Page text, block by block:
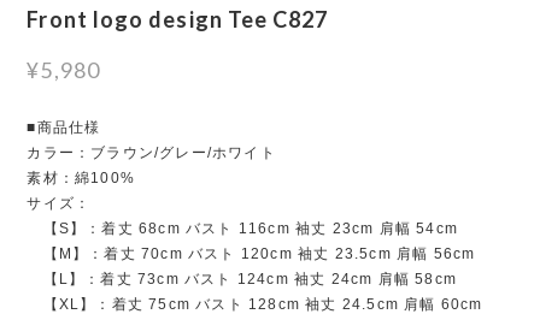
Front logo design Tee C827
¥5,980
■商品仕様
カラー：ブラウン/グレー/ホワイト
素材：綿100%
サイズ：
【S】：着丈 68cm バスト 116cm 袖丈 23cm 肩幅 54cm
【M】：着丈 70cm バスト 120cm 袖丈 23.5cm 肩幅 56cm
【L】：着丈 73cm バスト 124cm 袖丈 24cm 肩幅 58cm
【XL】：着丈 75cm バスト 128cm 袖丈 24.5cm 肩幅 60cm